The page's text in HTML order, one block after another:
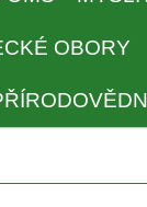
OBORY